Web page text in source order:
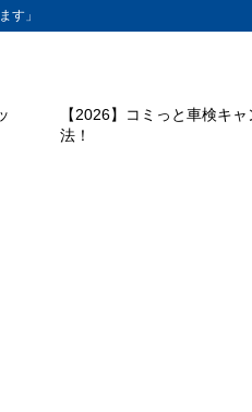
す」
【2026】コミっと車検キ
法！